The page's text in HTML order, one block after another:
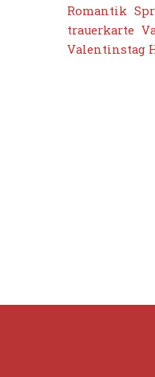
Romantik
trauerkarte
Valentinstag